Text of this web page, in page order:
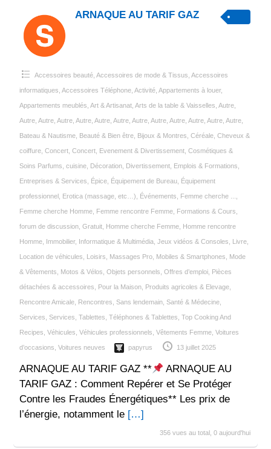
ARNAQUE AU TARIF GAZ
Accessoires beauté, Accessoires de mode & Tissus Accessoires
informatiques Accessoires Téléphone, Activité, Appartements à louer,
Appartements meublés Art & Artisanat, Arts de la table & Vaisselles Autre,
Autre, Autre, Autre, Autre, Autre, Autre, Autre, Autre, Autre, Autre, Autre, Autre,
Bateau & Nautisme, Beauté & Bien être, Bijoux & Montres Céréale‎, Cheveux &
coiffure, Concert, Concert, Evenement & Divertissement, Cosmétiques &
Soins Parfums cuisine, Décoration, Divertissement, Emplois & Formations
Entreprises & Services Épice‎, Équipement de Bureau, Équipement
professionnel Erotica (massage, etc…) Événements Femme cherche ...
Femme cherche Homme, Femme rencontre Femme, Formations & Cours
forum de discussion, Gratuit, Homme cherche Femme, Homme rencontre
Homme, Immobilier, Informatique & Multimédia Jeux vidéos & Consoles Livre,
Location de véhicules Loisirs Massages Pro, Mobiles & Smartphones Mode
& Vêtements Motos & Vélos Objets personnels Offres d’emploi, Pièces
détachées & accessoires Pour la Maison, Produits agricoles & Elevage,
Rencontre Amicale, Rencontres Sans lendemain, Santé & Médecine,
Services Services Tablettes Téléphones & Tablettes Top Cooking And
Recipes Véhicules Véhicules professionnels Vêtements Femme, Voitures
d’occasions Voitures neuves papyrus 13 juillet 2025
ARNAQUE AU TARIF GAZ **
ARNAQUE AU
TARIF GAZ : Comment Repérer et Se Protéger
Contre les Fraudes Énergétiques** Les prix de
l’énergie, notamment le […]
356 vues au total, 0 aujourd'hui